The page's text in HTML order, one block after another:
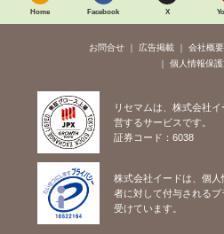
Home Facebook X
お問合せ 広告掲載 会社概要
個人情報保
リセマムは、株式会社
営するサービスです。
証券コード：6038
株式会社イードは、個
者に対して付与される
受けています。